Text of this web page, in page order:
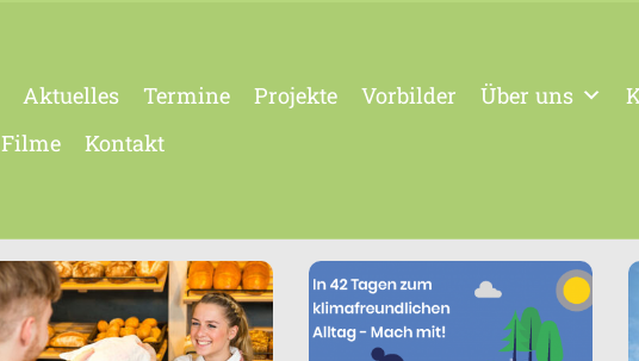
Aktuelles Termine Projekte Vorbilder Über uns
Filme Kontakt